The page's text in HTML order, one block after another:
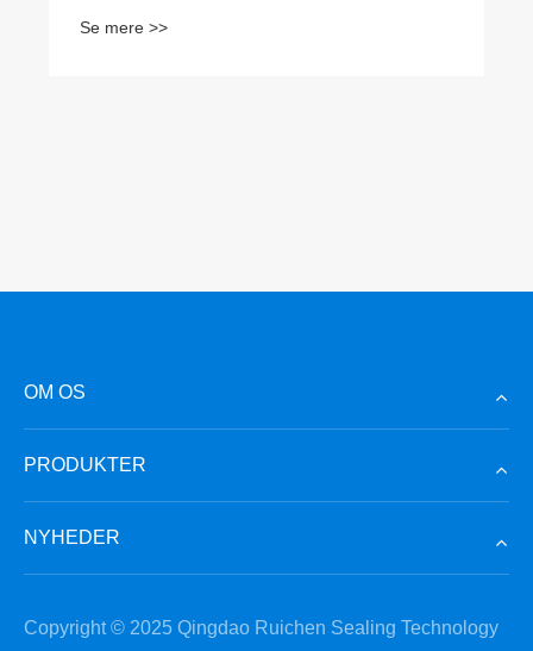
rosekonference
Se mere >>
OM OS
PRODUKTER
NYHEDER
Copyright © 2025 Qingdao Ruichen Sealing Technology